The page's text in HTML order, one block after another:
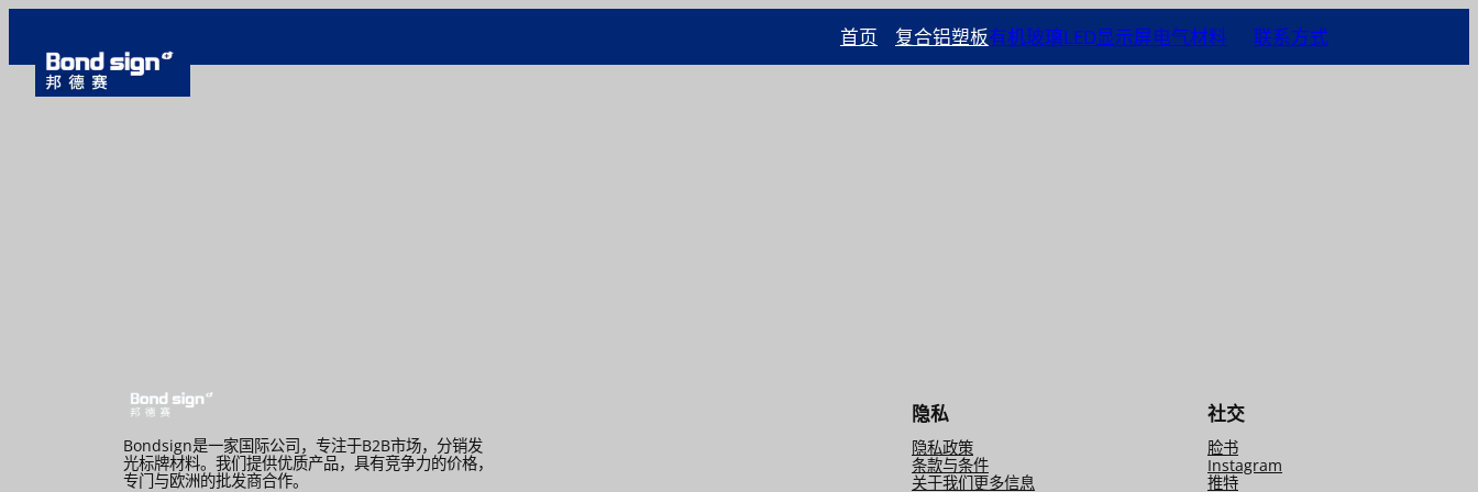
内
首页 复合铝塑板有机玻璃LED显示屏电气材料 联系方式
Bondsign是一家国际公司，专注于B2B市场，分销发
光标牌材料。我们提供优质产品，具有竞争力的价格，
专门与欧洲的批发商合作。
隐私
隐私政策
条款与条件
关于我们更多信息
社交
脸书
Instagram
推特